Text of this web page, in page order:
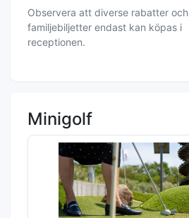
Observera att diverse rabatter och
familjebiljetter endast kan köpas i
receptionen.
Minigolf